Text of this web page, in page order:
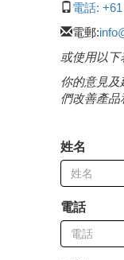
電話:
電郵:
或使用以
你的意見及
們改善產品
姓名
電話